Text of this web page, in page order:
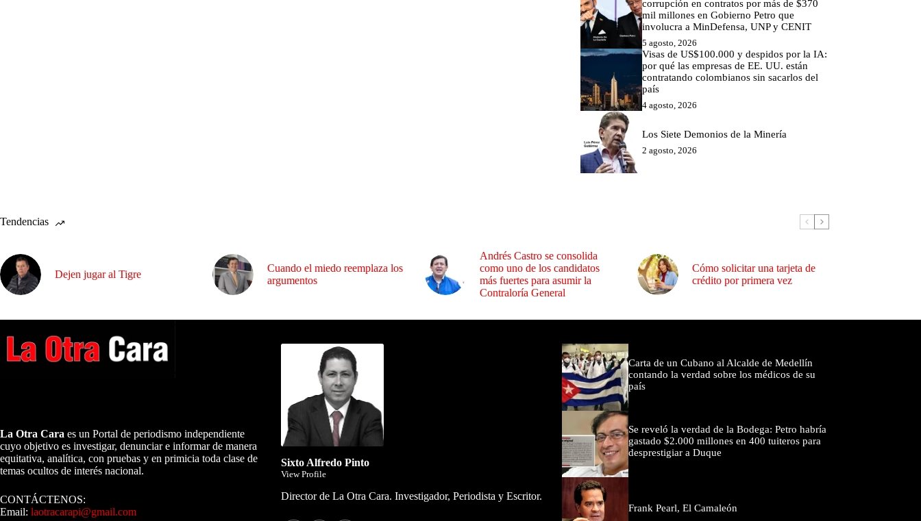
corrupción en contratos por más de $370
mil millones en Gobierno Petro que
involucra a MinDefensa, UNP y CENIT
5 agosto, 2026
Visas de US$100.000 y despidos por la IA:
por qué las empresas de EE. UU. están
contratando colombianos sin sacarlos del
país
4 agosto, 2026
Los Siete Demonios de la Minería
2 agosto, 2026
Tendencias
Dejen jugar al Tigre
Cuando el miedo reemplaza los
argumentos
Andrés Castro se consolida
como uno de los candidatos
más fuertes para asumir la
Contraloría General
Cómo solicitar una tarjeta de
crédito por primera vez
La Otra Cara es un Portal de periodismo independiente
cuyo objetivo es investigar, denunciar e informar de manera
equitativa, analítica, con pruebas y en primicia toda clase de
temas ocultos de interés nacional.
CONTÁCTENOS:
Email: laotracarapi@gmail.com
Sixto Alfredo Pinto
View Profile
Director de La Otra Cara. Investigador, Periodista y Escritor.
Carta de un Cubano al Alcalde de Medellín
contando la verdad sobre los médicos de su
país
Se reveló la verdad de la Bodega: Petro habría
gastado $2.000 millones en 400 tuiteros para
desprestigiar a Duque
Frank Pearl, El Camaleón